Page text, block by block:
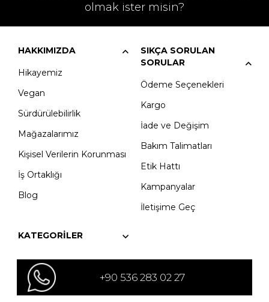
olmak ister misin?
HAKKIMIZDA
Hikayemiz
Vegan
Sürdürülebilirlik
Mağazalarımız
Kişisel Verilerin Korunması
İş Ortaklığı
Blog
SIKÇA SORULAN
SORULAR
Ödeme Seçenekleri
Kargo
İade ve Değişim
Bakım Talimatları
Etik Hattı
Kampanyalar
İletişime Geç
KATEGORILER
+90 536 283 02 27